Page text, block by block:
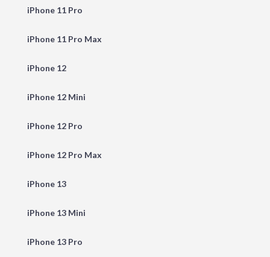
iPhone 11 Pro
iPhone 11 Pro Max
iPhone 12
iPhone 12 Mini
iPhone 12 Pro
iPhone 12 Pro Max
iPhone 13
iPhone 13 Mini
iPhone 13 Pro